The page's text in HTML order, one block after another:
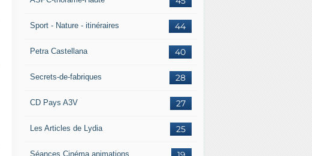
44
Sport - Nature - itinéraires
40
Petra Castellana
28
Secrets-de-fabriques
27
CD Pays A3V
25
Les Articles de Lydia
Séances Cinéma animations